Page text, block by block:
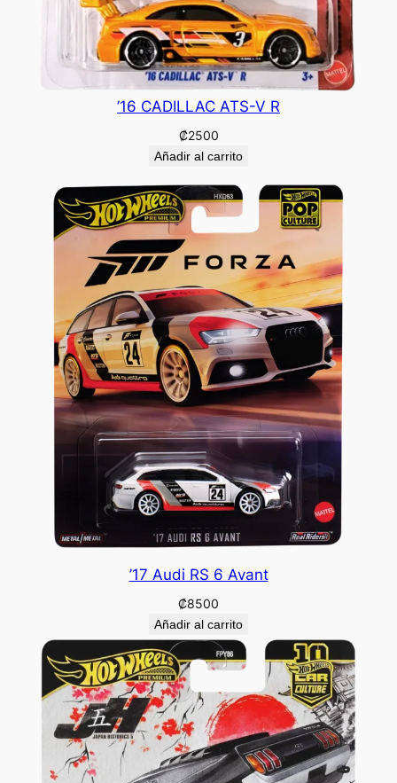
’16 CADILLAC ATS-V R
₡2500
Añadir al carrito
’17 Audi RS 6 Avant
₡8500
Añadir al carrito